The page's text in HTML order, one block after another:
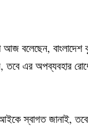
আজ বলেছেন,
এর অপব্যবহার
স্বাগত জানাই,